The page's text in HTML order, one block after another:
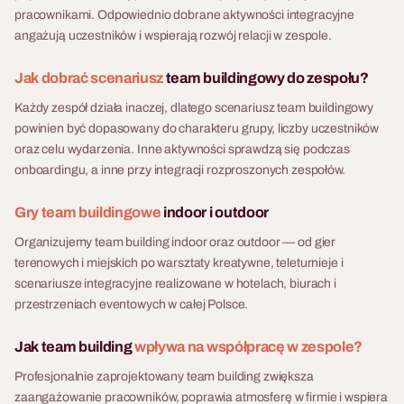
autonomią — każda wybiera
własną strategię śledztwa,
zarządza czasem i podejmuje
każda drużyna musi oskarżyć
konkretną osobę i uzasadnić
swój wybór. Gra rozgrywa się
zazwyczaj w plenerze — w
lesie lub parku — i nie
przygotowania ze strony
organizuje Las Zbrodni
kompleksowo — od doboru
lokalizacji i weryfikacji terenu,
przez transport i logistykę, po
dniu eventu. Scenariusz
działa jako samodzielna
atrakcja lub jako element
10 - 200 osób
Warsztaty Barmańskie
team buildingowy scenariusz,
w którym uczestnicy uczą się
miksologii, rywalizują w
konkursie Master Barman i
wszystko pod okiem
profesjonalnego barmana
prowadzącego. Każdy
uczestnik pracuje na własnym
stanowisku barmańskim,
nauki technik i koktajli, a
całość kończy się
Eco Challenge
Eco Challenge to
proekologiczna gra terenowa
dla firm, w której drużyny
liczbę liści — eksplorując
dziedziny ekologii i wykonując
wyzwania manualne.
centrum dowodzenia. To
scenariusz który łączy team
building z realną edukacją
pracownikami. Odpowiednio dobrane aktywności integracyjne
angażują uczestników i wspierają rozwój relacji w zespole.
Jak dobrać scenariuszteam buildingowy do zespołu?
Każdy zespół działa inaczej, dlatego scenariusz team buildingowy
powinien być dopasowany do charakteru grupy, liczby uczestników
oraz celu wydarzenia. Inne aktywności sprawdzą się podczas
onboardingu, a inne przy integracji rozproszonych zespołów.
Gry team buildingowe indoor i outdoor
Organizujemy team building indoor oraz outdoor — od gier
terenowych i miejskich po warsztaty kreatywne, teleturnieje i
scenariusze integracyjne realizowane w hotelach, biurach i
przestrzeniach eventowych w całej Polsce.
Jak team buildingwpływa na współpracę w zespole?
Profesjonalnie zaprojektowany team building zwiększa
zaangażowanie pracowników, poprawia atmosferę w firmie i wspiera